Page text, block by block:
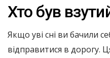
Хто був
Якщо уві сні ви бачили
відправитися в дорогу.